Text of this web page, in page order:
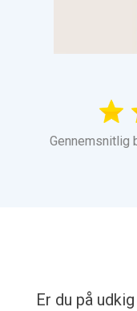
Gennemsnitlig
Er du på